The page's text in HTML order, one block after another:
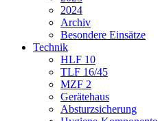
2024
Archiv
Besondere Einsätze
Technik
HLF 10
TLF 16/45
MZF 2
Gerätehaus
Absturzsicherung